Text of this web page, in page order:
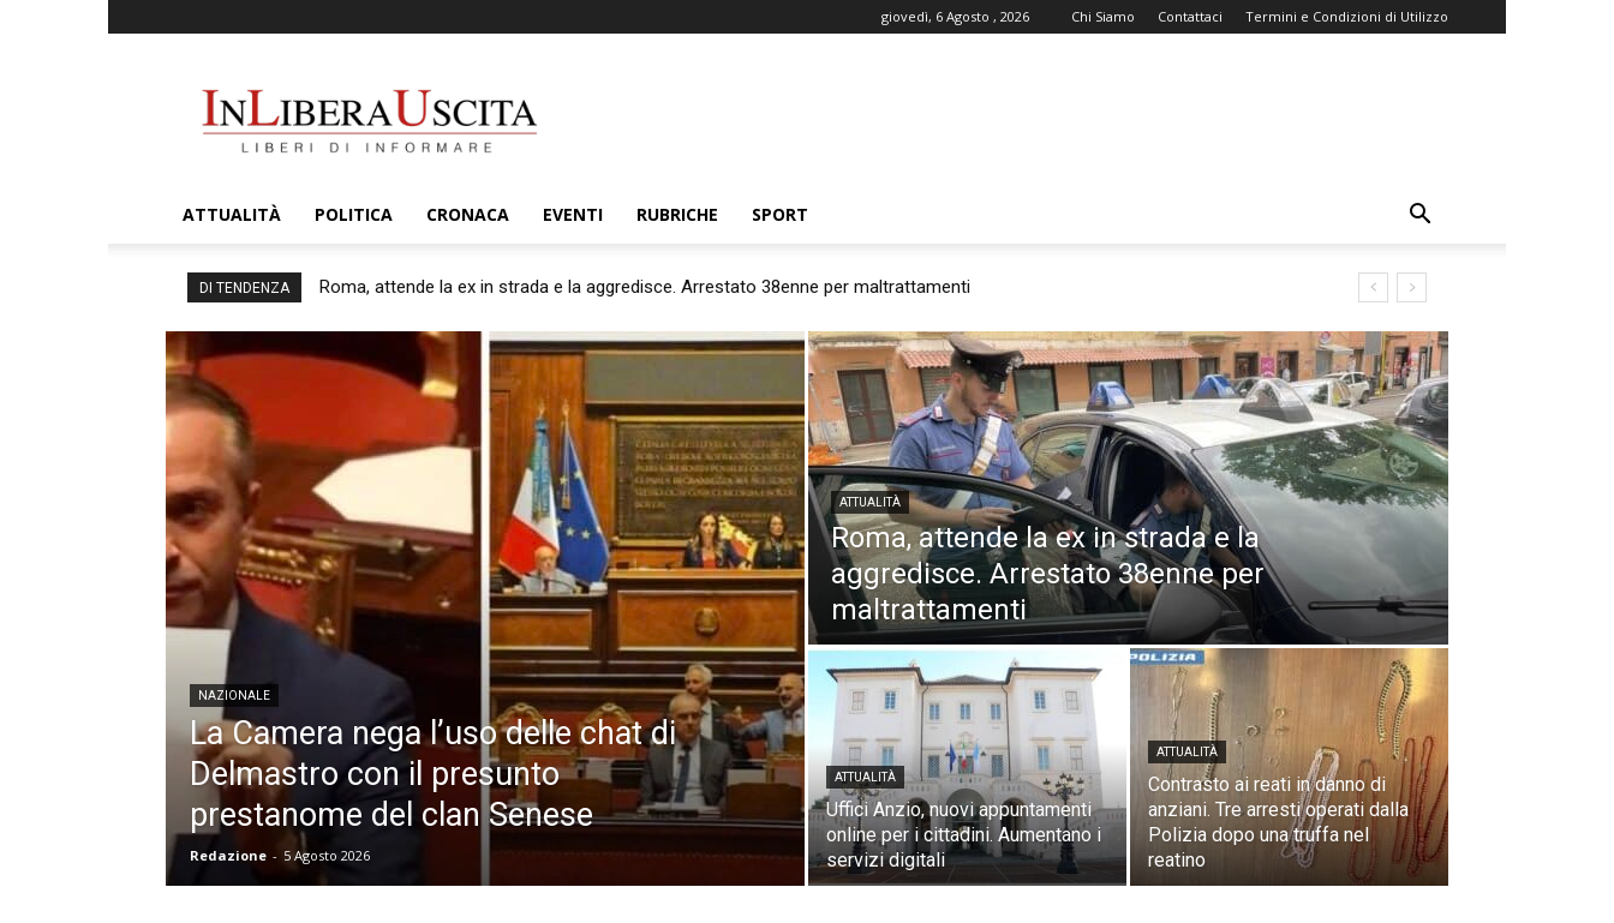
giovedì, 6 Agosto , 2026 Chi Siamo Contattaci Termini e Condizioni di Utilizzo
ATTUALITÀ POLITICA CRONACA EVENTI RUBRICHE SPORT
DI TENDENZA Roma, attende la ex in strada e la aggredisce. Arrestato 38enne per maltrattamenti
Uffici Anzio, nuovi appuntamenti online per i cittadini. Aumentano i servizi digitali
NAZIONALE
La Camera nega l’uso delle chat di
Delmastro con il presunto
prestanome del clan Senese
Redazione - 5 Agosto 2026
ATTUALITÀ
Roma, attende la ex in strada e la
aggredisce. Arrestato 38enne per
maltrattamenti
ATTUALITÀ
Uffici Anzio, nuovi appuntamenti
online per i cittadini. Aumentano i
servizi digitali
ATTUALITÀ
Contrasto ai reati in danno di
anziani. Tre arresti operati dalla
Polizia dopo una truffa nel
reatino